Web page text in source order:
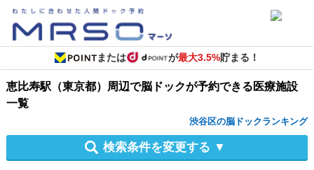
または が最大3.5%貯まる！
恵比寿駅（東京都）周辺で脳ドックが予約できる医療施設
一覧
渋谷区の脳ドックランキング
検索条件を変更する ▼